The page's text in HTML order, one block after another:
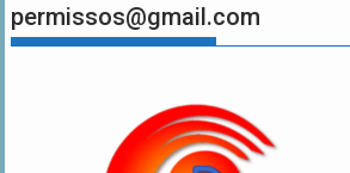
permissos@gmail.com